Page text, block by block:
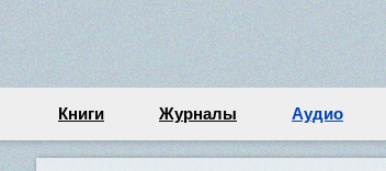
Книги Журналы Аудио